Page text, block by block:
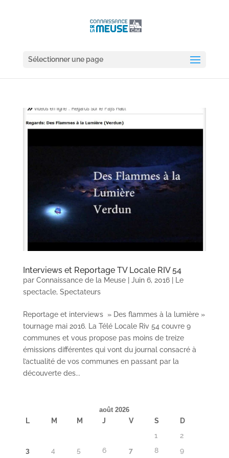
Sélectionner une page
Interviews et Reportage TV Locale RIV 54
par Connaissance de la Meuse| Juin 6, 2016|
Le
spectacle, Spectateurs
Reportage et interviews » Des flammes à la lumière »
tournage mai 2016. La Télé Locale Riv 54 couvre 9
communes et vous propose pas moins de treize
émissions différentes qui vont du journal consacré à
l’actualité de vos communes en passant par la
découverte des...
août 2026
L M M J V S
D
1
2
3
4 5 6 7 8 9